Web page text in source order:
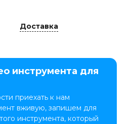
Доставка
инструмента для
приехать к нам
вживую, запишем для
инструмента, который